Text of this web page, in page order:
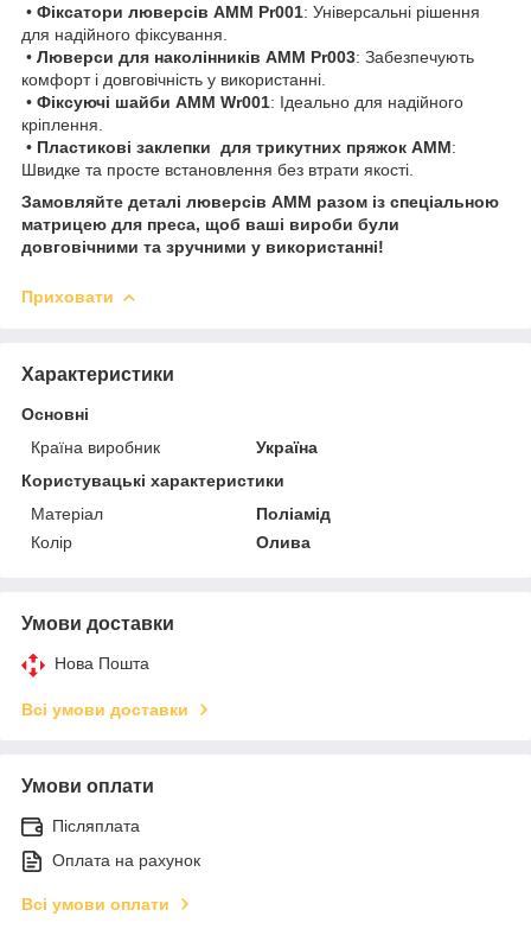
• Фіксатори люверсів AMM Pr001: Універсальні рішення
для надійного фіксування.
• Люверси для наколінників AMM Pr003: Забезпечують
комфорт і довговічність у використанні.
• Фіксуючі шайби AMM Wr001: Ідеально для надійного
кріплення.
• Пластикові заклепки для трикутних пряжок AMM:
Швидке та просте встановлення без втрати якості.
Замовляйте деталі люверсів AMM разом із спеціальною
матрицею для преса, щоб ваші вироби були
довговічними та зручними у використанні!
Приховати
Характеристики
Основні
Країна виробник
Україна
Користувацькі характеристики
Матеріал
Поліамід
Колір
Олива
Умови доставки
Нова Пошта
Всі умови доставки
Умови оплати
Післяплата
Оплата на рахунок
Всі умови оплати